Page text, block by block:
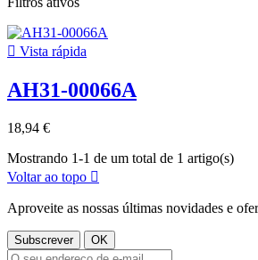
 Vista rápida
AH31-00066A
18,94 €
Mostrando 1-1 de um total de 1 artigo(s)
Voltar ao topo 
Aproveite as nossas últimas novidades e